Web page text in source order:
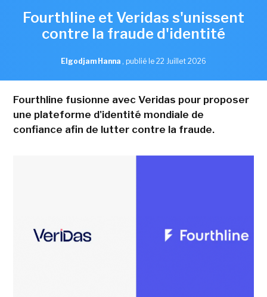
Fourthline et Veridas s'unissent
contre la fraude d'identité
Elgodjam Hanna , publié le 22 Juillet 2026
Fourthline fusionne avec Veridas pour proposer
une plateforme d'identité mondiale de
confiance afin de lutter contre la fraude.